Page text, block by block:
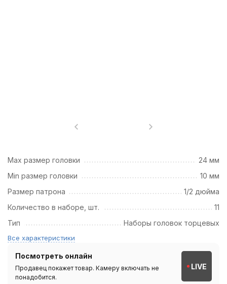
Max размер головки
24 мм
Min размер головки
10 мм
Размер патрона
1/2 дюйма
Количество в наборе, шт.
11
Тип
Наборы головок торцевых
Все характеристики
Посмотреть онлайн
Продавец покажет товар. Камеру включать не
понадобится.
LIVE